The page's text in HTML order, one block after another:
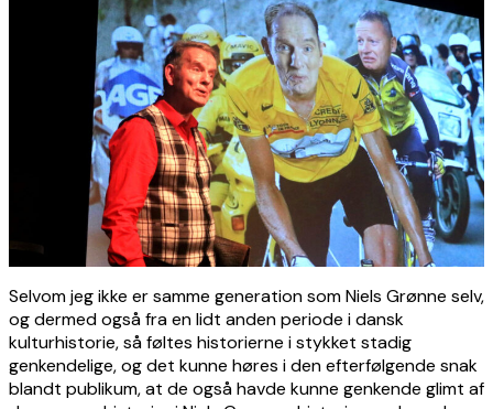
Selvom jeg ikke er samme generation som Niels Grønne selv,
og dermed også fra en lidt anden periode i dansk
kulturhistorie, så føltes historierne i stykket stadig
genkendelige, og det kunne høres i den efterfølgende snak
blandt publikum, at de også havde kunne genkende glimt af